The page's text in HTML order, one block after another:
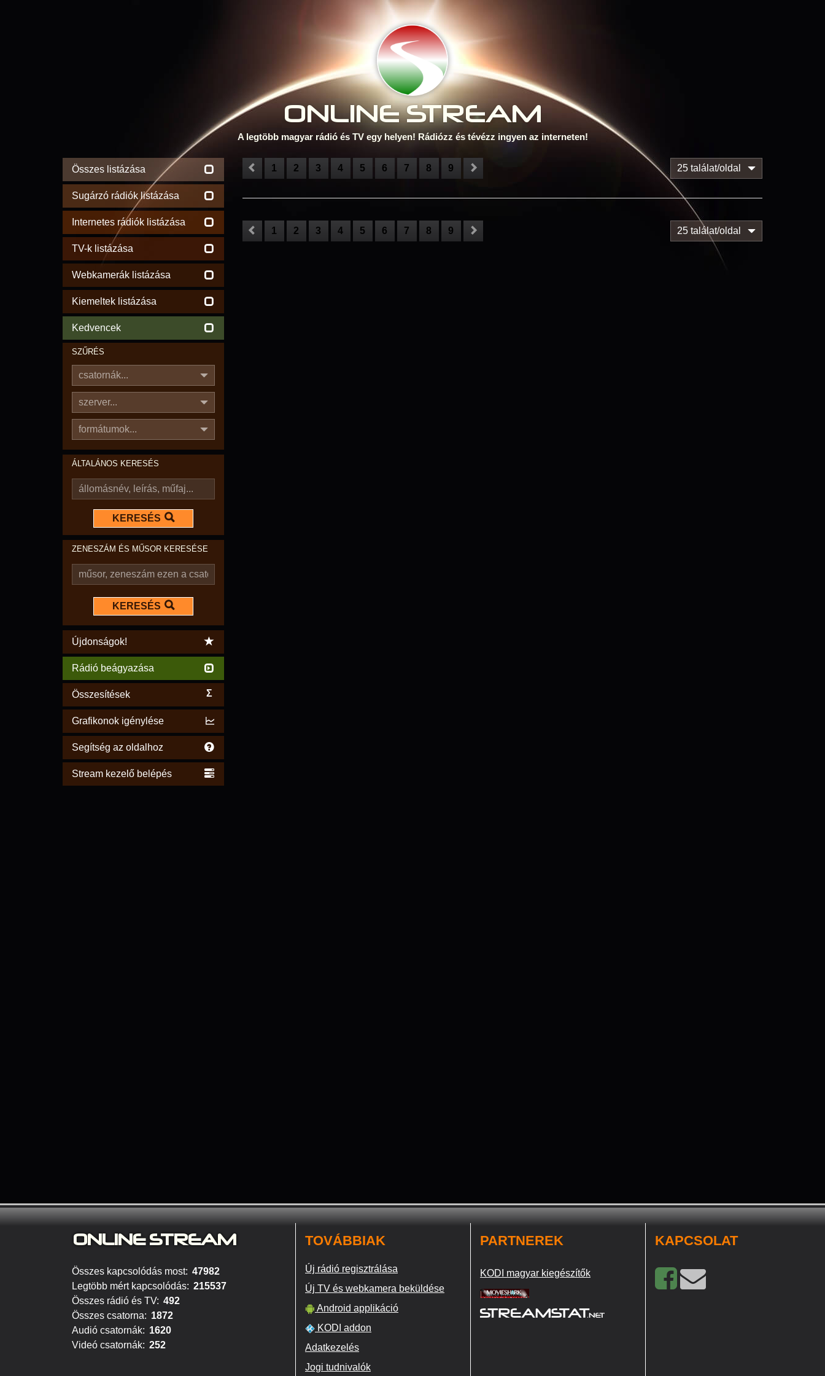
ONLINE STREAM
A legtöbb magyar rádió és TV egy helyen! Rádiózz és tévézz ingyen az interneten!
Összes listázása
Sugárzó rádiók listázása
Internetes rádiók listázása
TV-k listázása
Webkamerák listázása
Kiemeltek listázása
Kedvencek
SZŰRÉS
csatornák...
szerver...
formátumok...
ÁLTALÁNOS KERESÉS
KERESÉS
ZENESZÁM ÉS MŰSOR KERESÉSE
KERESÉS
Újdonságok!
Rádió beágyazása
Összesítések Σ
Grafikonok igénylése
Segítség az oldalhoz
Stream kezelő belépés
1 2 3 4 5 6 7 8 9 25 találat/oldal
1 2 3 4 5 6 7 8 9 25 találat/oldal
ONLINE STREAM
Összes kapcsolódás most: 47982
Legtöbb mért kapcsolódás: 215537
Összes rádió és TV: 492
Összes csatorna: 1872
Audió csatornák: 1620
Videó csatornák: 252
TOVÁBBIAK
Új rádió regisztrálása
Új TV és webkamera beküldése
Android applikáció
KODI addon
Adatkezelés
Jogi tudnivalók
PARTNEREK
KODI magyar kiegészítők
KAPCSOLAT